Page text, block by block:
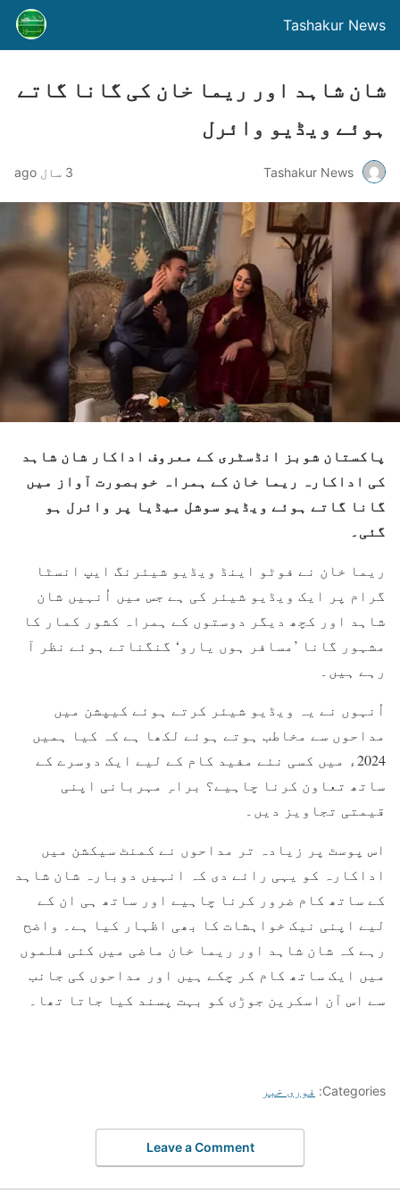
Tashakur News
شان شاہد اور ریما خان کی گانا گاتے
ہوئے ویڈیو وائرل
Tashakur News 3 سال ago
پاکستان شوبز انڈسٹری کے معروف اداکار شان شاہد
کی اداکارہ ریما خان کے ہمراہ خوبصورت آواز میں
گانا گاتے ہوئے ویڈیو سوشل میڈیا پر وائرل ہو
گئی۔
ریما خان نے فوٹو اینڈ ویڈیو شیئرنگ ایپ انسٹا
گرام پر ایک ویڈیو شیئر کی ہے جس میں اُنہیں شان
شاہد اور کچھ دیگر دوستوں کے ہمراہ کشور کمار کا
مشہور گانا ’مسافر ہوں یارو‘ گنگناتے ہوئے نظر آ
رہے ہیں۔
اُنہوں نے یہ ویڈیو شیئر کرتے ہوئے کیپشن میں
مداحوں سے مخاطب ہوتے ہوئے لکھا ہے کہ کیا ہمیں
2024ء میں کسی نئے مفید کام کے لیے ایک دوسرے کے
ساتھ تعاون کرنا چاہیے؟ براہِ مہربانی اپنی
قیمتی تجاویز دیں۔
اس پوسٹ پر زیادہ تر مداحوں نے کمنٹ سیکشن میں
اداکارہ کو یہی رائے دی کہ انہیں دوبارہ شان شاہد
کے ساتھ کام ضرور کرنا چاہیے اور ساتھ ہی ان کے
لیے اپنی نیک خواہشات کا بھی اظہار کیا ہے۔ واضح
رہے کہ شان شاہد اور ریما خان ماضی میں کئی فلموں
میں ایک ساتھ کام کر چکے ہیں اور مداحوں کی جانب
سے اس آن اسکرین جوڑی کو بہت پسند کیا جاتا تھا۔
Categories: فوری خبر
Leave a Comment